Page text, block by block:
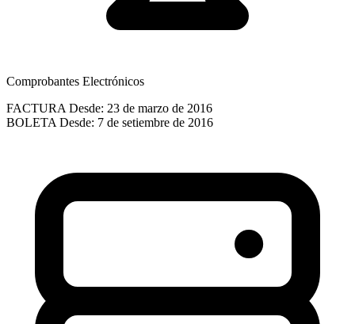
Comprobantes Electrónicos
FACTURA Desde: 23 de marzo de 2016
BOLETA Desde: 7 de setiembre de 2016